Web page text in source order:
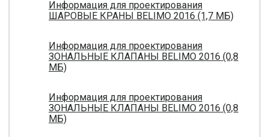
Информация для проектирования
ШАРОВЫЕ КРАНЫ BELIMO 2016 (1,7 МБ)
Информация для проектирования
ЗОНАЛЬНЫЕ КЛАПАНЫ BELIMO 2016 (0,8
МБ)
Информация для проектирования
ЗОНАЛЬНЫЕ КЛАПАНЫ BELIMO 2016 (0,8
МБ)